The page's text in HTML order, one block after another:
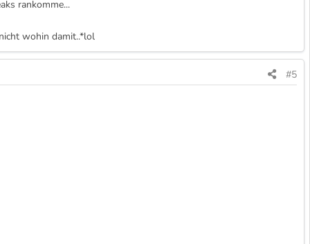
rankomme...
wohin damit..*lol
#5